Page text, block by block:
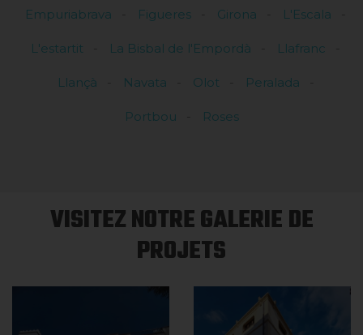
Empuriabrava Figueres Girona L'Escala
L'estartit La Bisbal de l'Empordà Llafranc
Llançà Navata Olot Peralada
Portbou Roses
VISITEZ NOTRE GALERIE DE
PROJETS